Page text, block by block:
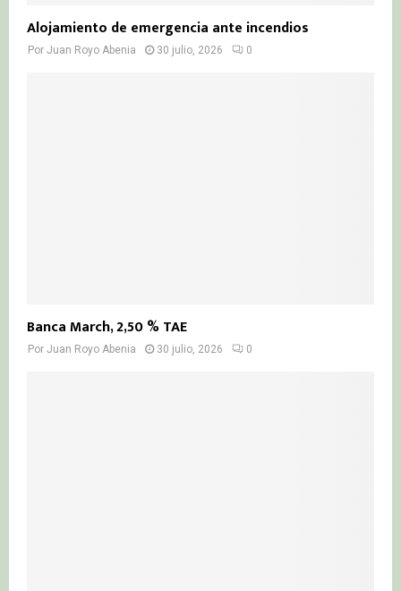
Alojamiento de emergencia ante incendios
Por Juan Royo Abenia 30 julio, 2026 0
Banca March, 2,50 % TAE
Por Juan Royo Abenia 30 julio, 2026 0